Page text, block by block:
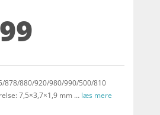
878/880/920/980/990/500/810
7,5×3,7×1,9 mm … læs mere